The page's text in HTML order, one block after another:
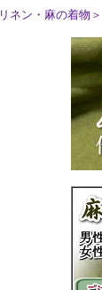
リネン・麻の着物＞